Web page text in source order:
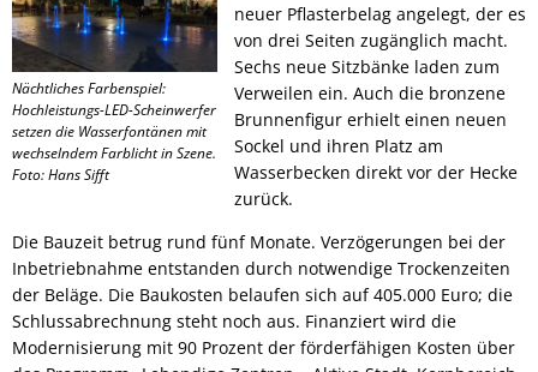
Nächtliches Farbenspiel:
Hochleistungs-LED-Scheinwerfer
setzen die Wasserfontänen mit
wechselndem Farblicht in Szene.
Foto: Hans Sifft
neuer Pflasterbelag angelegt, der es
von drei Seiten zugänglich macht.
Sechs neue Sitzbänke laden zum
Verweilen ein. Auch die bronzene
Brunnenfigur erhielt einen neuen
Sockel und ihren Platz am
Wasserbecken direkt vor der Hecke
zurück.
Die Bauzeit betrug rund fünf Monate. Verzögerungen bei der
Inbetriebnahme entstanden durch notwendige Trockenzeiten
der Beläge. Die Baukosten belaufen sich auf 405.000 Euro; die
Schlussabrechnung steht noch aus. Finanziert wird die
Modernisierung mit 90 Prozent der förderfähigen Kosten über